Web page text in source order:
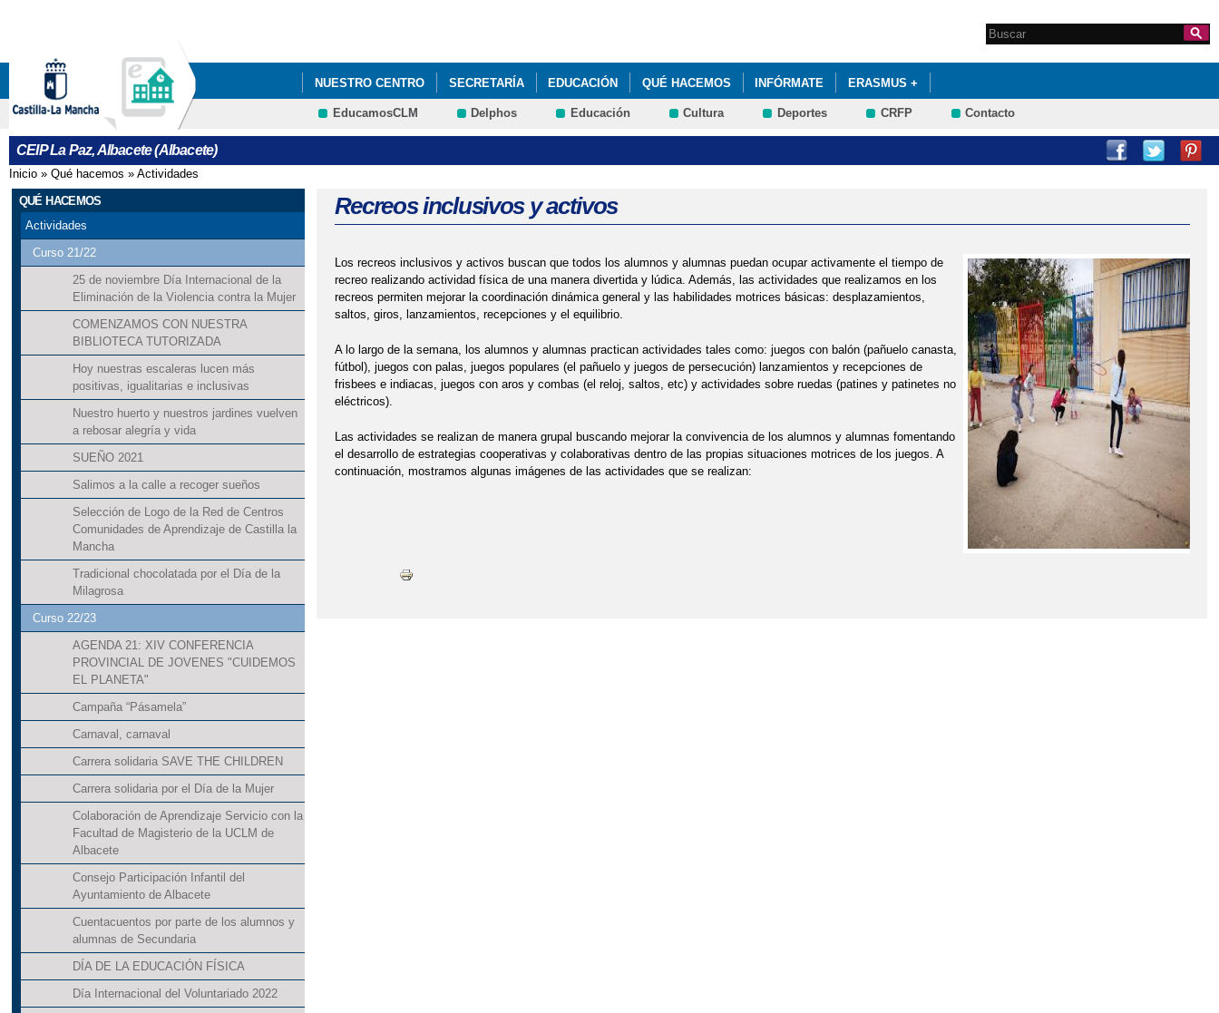
Formulario de
Search this site
NUESTRO CENTRO SECRETARÍA EDUCACIÓN QUÉ HACEMOS INFÓRMATE ERASMUS +
EducamosCLM Delphos Educación Cultura Deportes CRFP Contacto
CEIP La Paz, Albacete (Albacete)
Se encuentra usted aquí
Inicio » Qué hacemos » Actividades
QUÉ HACEMOS
Actividades
Curso 21/22
25 de noviembre Día Internacional de la
Eliminación de la Violencia contra la Mujer
COMENZAMOS CON NUESTRA
BIBLIOTECA TUTORIZADA
Hoy nuestras escaleras lucen más
positivas, igualitarias e inclusivas
Nuestro huerto y nuestros jardines vuelven
a rebosar alegría y vida
SUEÑO 2021
Salimos a la calle a recoger sueños
Selección de Logo de la Red de Centros
Comunidades de Aprendizaje de Castilla la
Mancha
Tradicional chocolatada por el Día de la
Milagrosa
Curso 22/23
AGENDA 21: XIV CONFERENCIA
PROVINCIAL DE JOVENES "CUIDEMOS
EL PLANETA"
Campaña “Pásamela”
Carnaval, carnaval
Carrera solidaria SAVE THE CHILDREN
Carrera solidaria por el Día de la Mujer
Colaboración de Aprendizaje Servicio con la
Facultad de Magisterio de la UCLM de
Albacete
Consejo Participación Infantil del
Ayuntamiento de Albacete
Cuentacuentos por parte de los alumnos y
alumnas de Secundaria
DÍA DE LA EDUCACIÓN FÍSICA
Día Internacional del Voluntariado 2022
Recreos inclusivos y activos
Los recreos inclusivos y activos buscan que todos los alumnos y alumnas puedan ocupar activamente el tiempo de
recreo realizando actividad física de una manera divertida y lúdica. Además, las actividades que realizamos en los
recreos permiten mejorar la coordinación dinámica general y las habilidades motrices básicas: desplazamientos,
saltos, giros, lanzamientos, recepciones y el equilibrio.
A lo largo de la semana, los alumnos y alumnas practican actividades tales como: juegos con balón (pañuelo canasta,
fútbol), juegos con palas, juegos populares (el pañuelo y juegos de persecución) lanzamientos y recepciones de
frisbees e indiacas, juegos con aros y combas (el reloj, saltos, etc) y actividades sobre ruedas (patines y patinetes no
eléctricos).
Las actividades se realizan de manera grupal buscando mejorar la convivencia de los alumnos y alumnas fomentando
el desarrollo de estrategias cooperativas y colaborativas dentro de las propias situaciones motrices de los juegos. A
continuación, mostramos algunas imágenes de las actividades que se realizan: